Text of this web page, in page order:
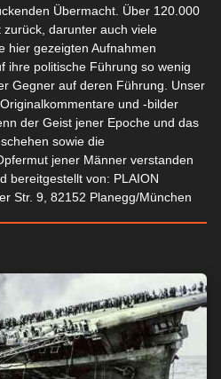
Übermacht. Über 120.000
darunter auch viele
hier gezeigten Aufnahmen
ihre politische Führung so wenig
Gegner auf deren Führung. Unser
und -bilder
der Geist jener Epoche und das
sowie die
jener Männer verstanden
bereitgestellt von: PLAION
Str. 9, 82152 Planegg/München